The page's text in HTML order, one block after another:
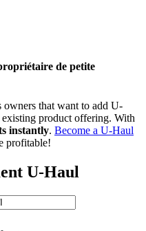
de petite
that want to add U-
product offering. With
instantly. Become a U-Haul
profitable!
U-Haul